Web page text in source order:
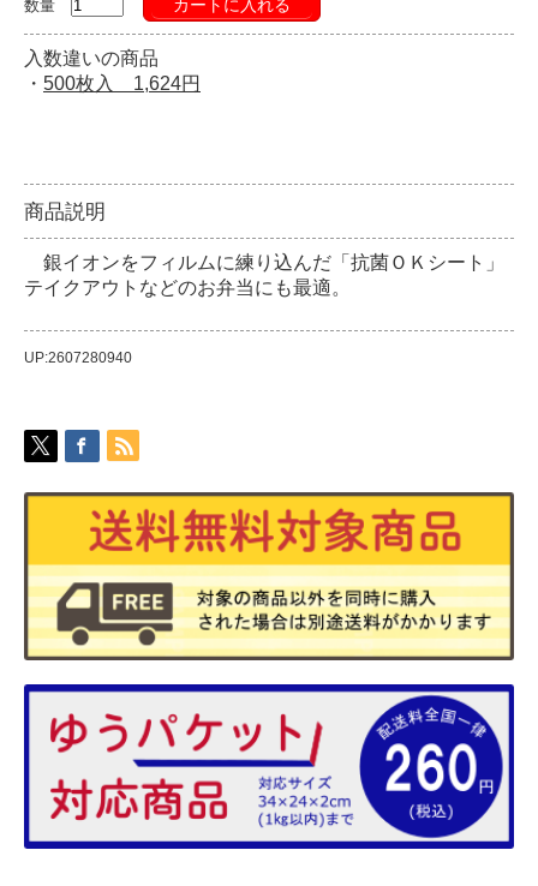
数量 カートに入れる
入数違いの商品
・ 500枚入 1,624円
商品説明
銀イオンをフィルムに練り込んだ「抗菌ＯＫシート」
テイクアウトなどのお弁当にも最適。
UP:2607280940